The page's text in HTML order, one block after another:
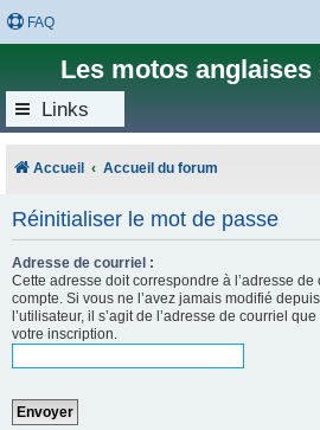
FAQ
Les motos anglaises
Links
Accueil Accueil du forum
Réinitialiser le mot de passe
Adresse de courriel :
Cette adresse doit correspondre à l’adresse
compte. Si vous ne l’avez jamais modifié
l’utilisateur, il s’agit de l’adresse de courriel
votre inscription.